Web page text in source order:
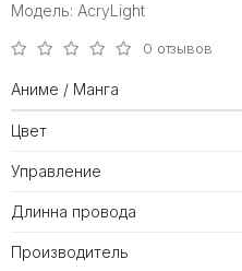
Модель: AcryLight
0 отзывов
Аниме / Манга
Цвет
Управление
Длинна провода
Производитель